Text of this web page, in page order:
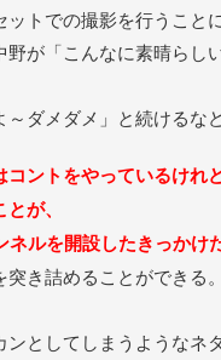
トでの撮影を行うこと
野が「こんなに素晴ら
ダメダメ」と続けるな
コントをやっているけ
が、
ルを開設したきっかけ
突き詰めることができ
ンとしてしまうようなネ